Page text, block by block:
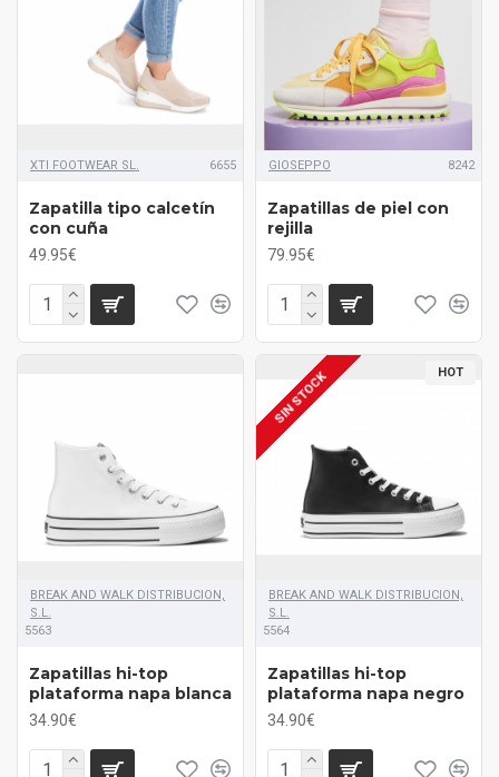
XTI FOOTWEAR SL. 6655
Zapatilla tipo calcetín
con cuña
49.95€
GIOSEPPO 8242
Zapatillas de piel con
rejilla
79.95€
BREAK AND WALK DISTRIBUCION,
S.L.
5563
Zapatillas hi-top
plataforma napa blanca
34.90€
HOT
SIN STOCK
BREAK AND WALK DISTRIBUCION,
S.L.
5564
Zapatillas hi-top
plataforma napa negro
34.90€